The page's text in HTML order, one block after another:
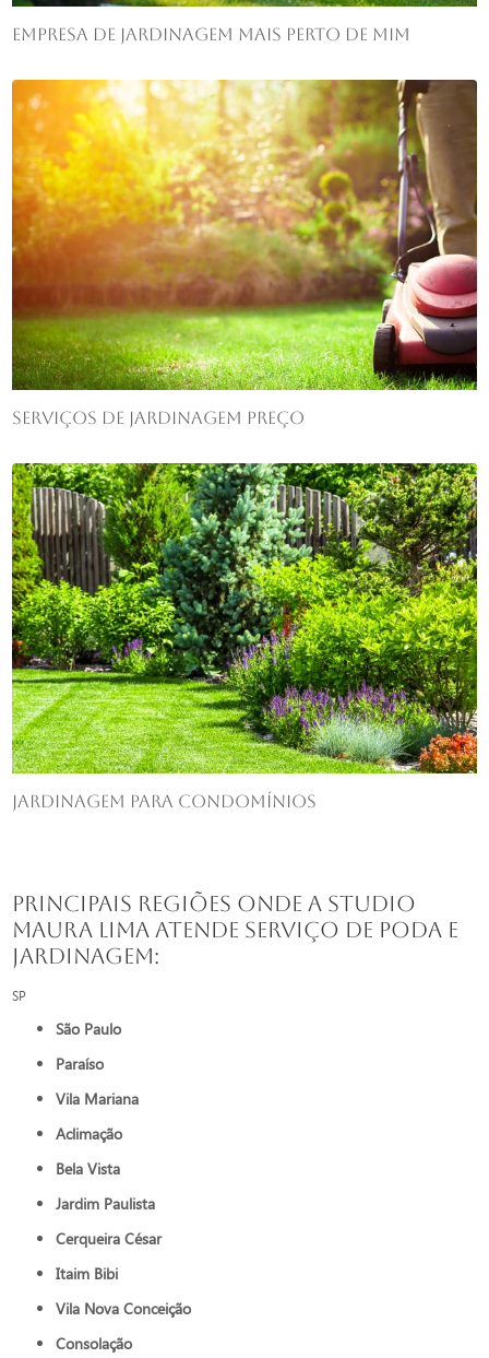
Empresa de jardinagem mais perto de mim
Serviços de jardinagem preço
Jardinagem para condomínios
Principais regiões onde a Studio
Maura Lima atende Serviço de poda e
jardinagem:
SP
São Paulo
Paraíso
Vila Mariana
Aclimação
Bela Vista
Jardim Paulista
Cerqueira César
Itaim Bibi
Vila Nova Conceição
Consolação